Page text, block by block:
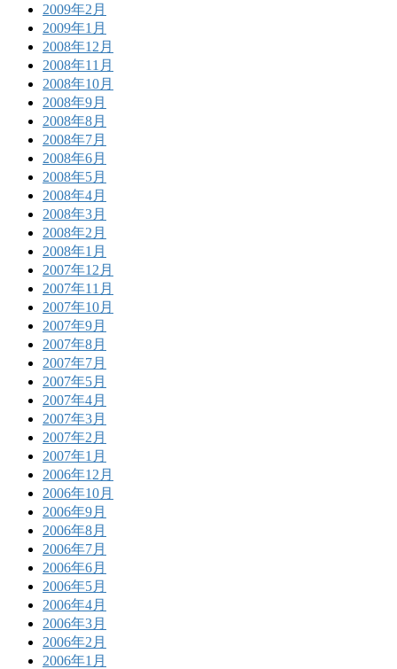
2009年2月
2009年1月
2008年12月
2008年11月
2008年10月
2008年9月
2008年8月
2008年7月
2008年6月
2008年5月
2008年4月
2008年3月
2008年2月
2008年1月
2007年12月
2007年11月
2007年10月
2007年9月
2007年8月
2007年7月
2007年5月
2007年4月
2007年3月
2007年2月
2007年1月
2006年12月
2006年10月
2006年9月
2006年8月
2006年7月
2006年6月
2006年5月
2006年4月
2006年3月
2006年2月
2006年1月